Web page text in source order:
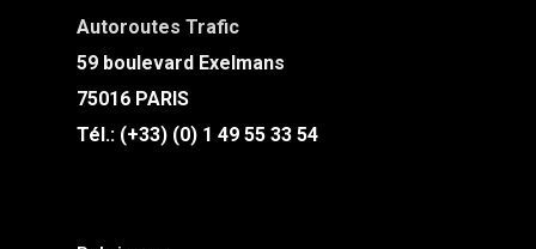
Autoroutes Trafic
59 boulevard Exelmans
75016 PARIS
Tél.: (+33) (0) 1 49 55 33 54